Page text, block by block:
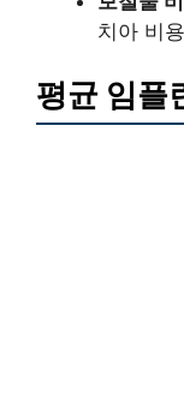
치아 비
평균 임플